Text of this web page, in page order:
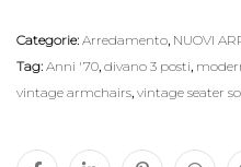
Categorie: Arredamento, NUOVI
Tag: Anni '70, divano 3 posti,
vintage armchairs, vintage seater